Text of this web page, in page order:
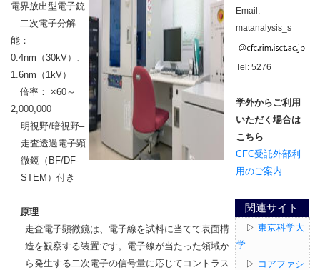
電界放出型電子銃
二次電子分解
能：
0.4nm （30kV）、
1.6nm （ 1kV）
倍率： ×60～
2,000,000
明視野/暗視野–
走査透過電子顕
微鏡（ BF/DF-
STEM ）付き
原理
走査電子顕微鏡は、電子線を試料に当てて表面構
造を観察する装置です。電子線が当たった領域か
ら発生する二次電子の信号量に応じてコントラス
Email:
matanalysis_s
Tel: 5276
学外からご利用
いただく場合は
こちら
CFC受託外部利
用のご案内
関連サイト
▷ 東京科学大
学
▷ コアファシ